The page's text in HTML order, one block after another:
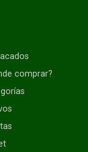
comprar?